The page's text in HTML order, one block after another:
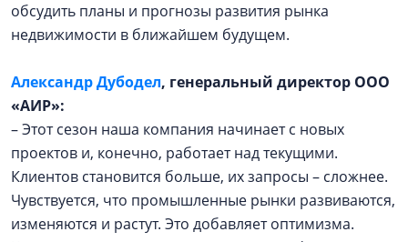
обсудить планы и прогнозы развития рынка
недвижимости в ближайшем будущем.
Александр Дубодел, генеральный директор ООО
«АИР»:
– Этот сезон наша компания начинает с новых
проектов и, конечно, работает над текущими.
Клиентов становится больше, их запросы – сложнее.
Чувствуется, что промышленные рынки развиваются,
изменяются и растут. Это добавляет оптимизма.